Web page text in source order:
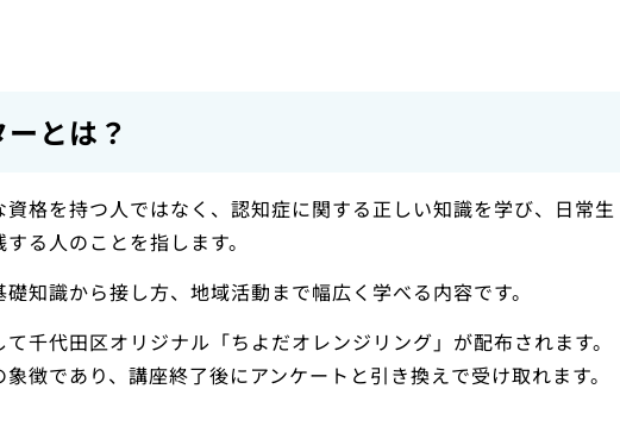
とは？
格を持つ人ではなく、認知症に関する正しい知識を学び、日常生
る人のことを指します。
知識から接し方、地域活動まで幅広く学べる内容です。
千代田区オリジナル「ちよだオレンジリング」が配布されます。
徴であり、講座終了後にアンケートと引き換えで受け取れます。